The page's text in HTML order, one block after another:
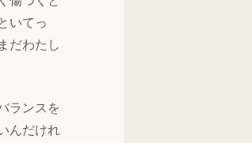
いてっ
だわたし
ランスを
んだけれ